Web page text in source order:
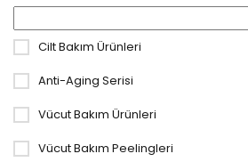
Cilt Bakım Ürünleri
Anti-Aging Serisi
Vücut Bakım Ürünleri
Vücut Bakım Peelingleri